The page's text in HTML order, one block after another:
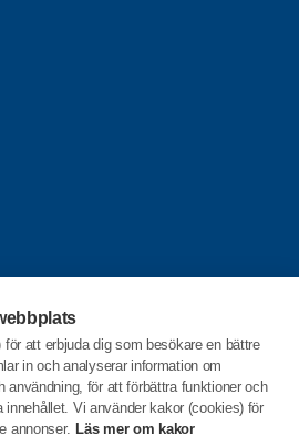
att erbjuda dig som besökare en bättre
in och analyserar information om
användning, för att förbättra funktioner och
Vi använder kakor (cookies) för
annonser. Läs mer om kakor